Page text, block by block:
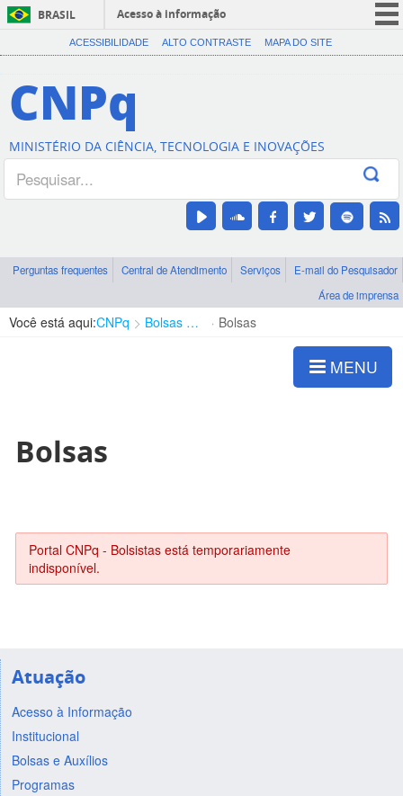
BRASIL
Acesso à informação
CORONAVÍRUS (COVID-19)
Canais
ACESSIBILIDADE ALTO CONTRASTE MAPA DO SITE
CNPq
MINISTÉRIO DA CIÊNCIA, TECNOLOGIA E INOVAÇÕES
Perguntas frequentes Central de Atendimento Serviços
E-mail do Pesquisador
Área de imprensa
Você está aqui:CNPq Bolsas e Auxílios Vigentes Bolsas
MENU
Bolsas
Portal CNPq - Bolsistas está temporariamente
indisponível.
Atuação
Acesso à Informação
Institucional
Bolsas e Auxílios
Programas